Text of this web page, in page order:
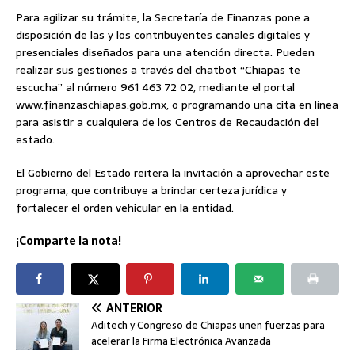
Para agilizar su trámite, la Secretaría de Finanzas pone a
disposición de las y los contribuyentes canales digitales y
presenciales diseñados para una atención directa. Pueden
realizar sus gestiones a través del chatbot “Chiapas te
escucha” al número 961 463 72 02, mediante el portal
www.finanzaschiapas.gob.mx, o programando una cita en línea
para asistir a cualquiera de los Centros de Recaudación del
estado.
El Gobierno del Estado reitera la invitación a aprovechar este
programa, que contribuye a brindar certeza jurídica y
fortalecer el orden vehicular en la entidad.
¡Comparte la nota!
ANTERIOR
Aditech y Congreso de Chiapas unen fuerzas para
acelerar la Firma Electrónica Avanzada